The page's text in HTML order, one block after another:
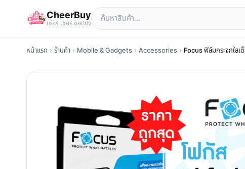
CheerBuy
เซียร์ เซียร์ ช้อปปิ้ง
หน้าแรก › ร้านค้า › Mobile & Gadgets › Accessories › Focus ฟิล์มกระจกใส